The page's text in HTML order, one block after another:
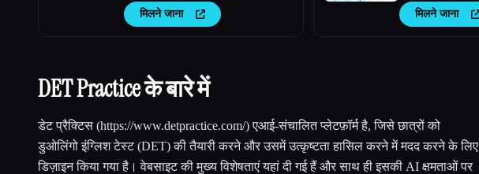
मिलने जाना
मिलने जाना
DET Practice के बारे में
डेट प्रैक्टिस (https://www.detpractice.com/) एआई-संचालित प्लेटफ़ॉर्म है, जिसे छात्रों को
डुओलिंगो इंग्लिश टेस्ट (DET) की तैयारी करने और उसमें उत्कृष्टता हासिल करने में मदद करने के लिए
डिज़ाइन किया गया है। वेबसाइट की मुख्य विशेषताएं यहां दी गई हैं और साथ ही इसकी AI क्षमताओं पर